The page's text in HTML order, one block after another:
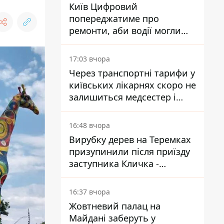
Київ Цифровий
попереджатиме про
ремонти, аби водії могли
уникати ділянок із заторами
17:03 вчора
Через транспортні тарифи у
київських лікарнях скоро не
залишиться медсестер і
санітарок - професор
Голубовська
16:48 вчора
Вирубку дерев на Теремках
призупинили після приїзду
заступника Кличка -
почався діалог
16:37 вчора
Жовтневий палац на
Майдані заберуть у